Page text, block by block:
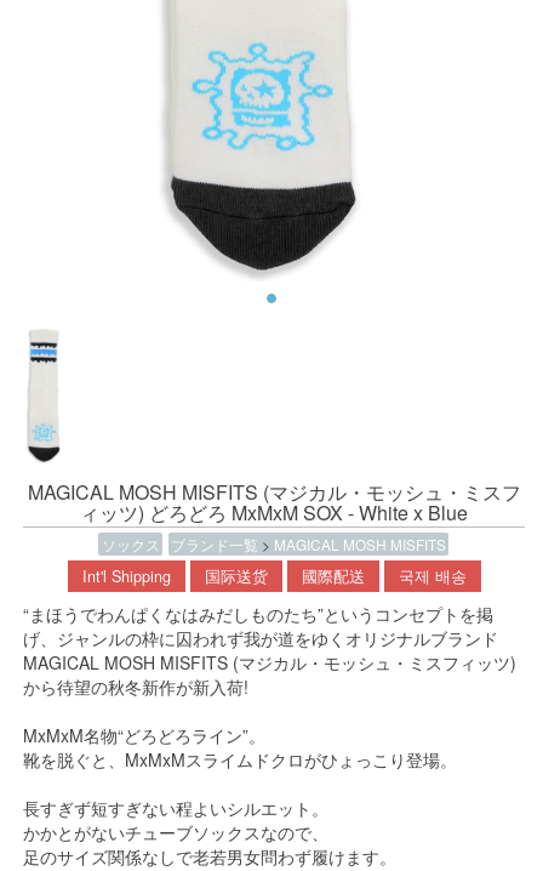
MAGICAL MOSH MISFITS (マジカル・モッシュ・ミスフ
ィッツ) どろどろ MxMxM SOX - White x Blue
ソックス ブランド一覧 > MAGICAL MOSH MISFITS
Int'l Shipping 国际送货 國際配送 국제 배송
“まほうでわんぱくなはみだしものたち”というコンセプトを掲
げ、ジャンルの枠に囚われず我が道をゆくオリジナルブランド
MAGICAL MOSH MISFITS (マジカル・モッシュ・ミスフィッツ)
から待望の秋冬新作が新入荷!
MxMxM名物“どろどろライン”。
靴を脱ぐと、MxMxMスライムドクロがひょっこり登場。
長すぎず短すぎない程よいシルエット。
かかとがないチューブソックスなので、
足のサイズ関係なしで老若男女問わず履けます。